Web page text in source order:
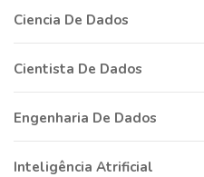
Ciencia De Dados
Cientista De Dados
Engenharia De Dados
Inteligência Atrificial